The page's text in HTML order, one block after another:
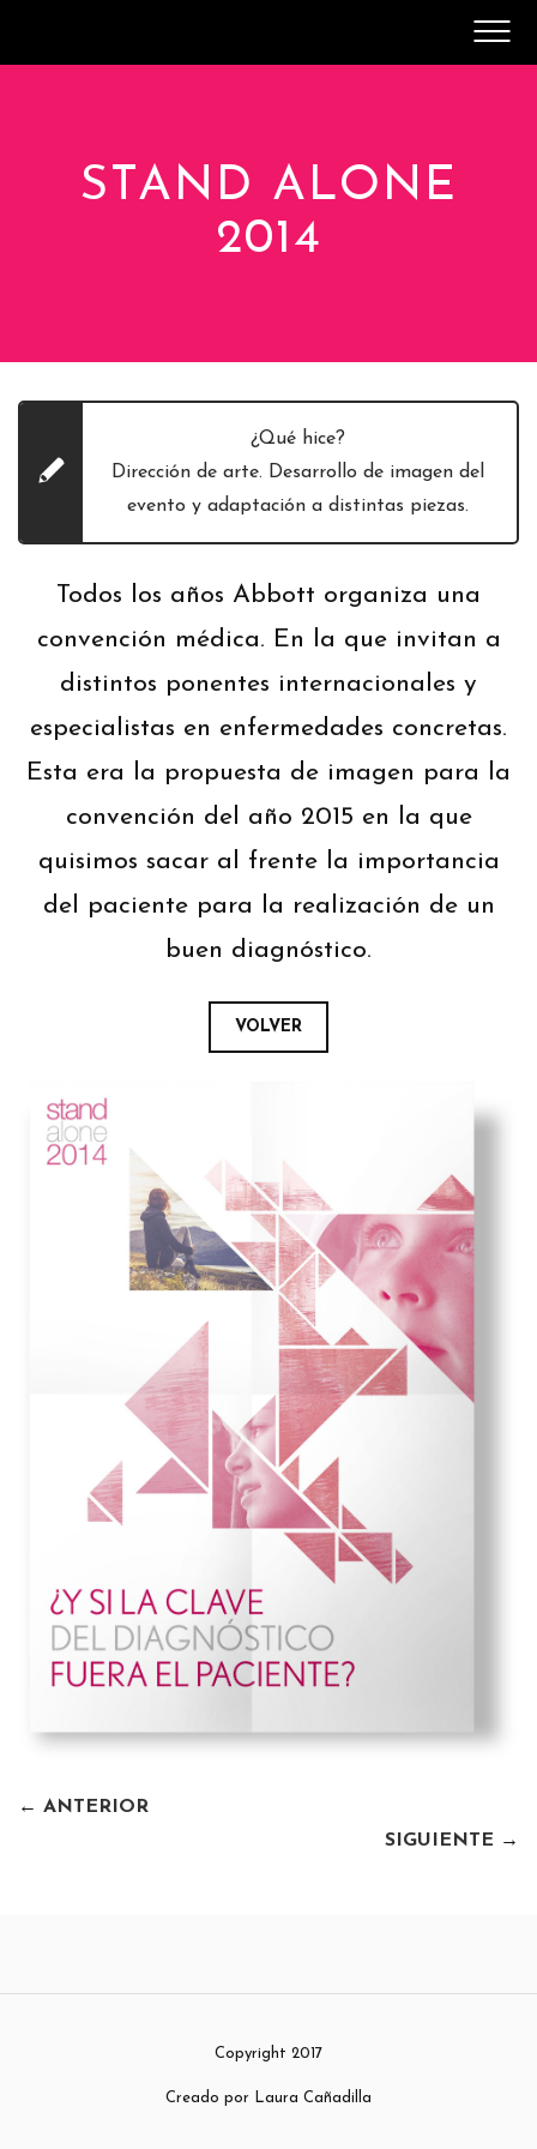
CONTACTO
STAND ALONE
2014
¿Qué hice?
Dirección de arte. Desarrollo de imagen del
evento y adaptación a distintas piezas.
Todos los años Abbott organiza una
convención médica. En la que invitan a
distintos ponentes internacionales y
especialistas en enfermedades concretas.
Esta era la propuesta de imagen para la
convención del año 2015 en la que
quisimos sacar al frente la importancia
del paciente para la realización de un
buen diagnóstico.
VOLVER
← ANTERIOR
SIGUIENTE →
Copyright 2017
Creado por Laura Cañadilla